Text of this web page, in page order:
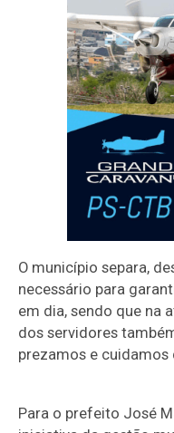
O município separa,
necessário para
em dia, sendo que na
dos servidores
prezamos e cuidamos
Para o prefeito José